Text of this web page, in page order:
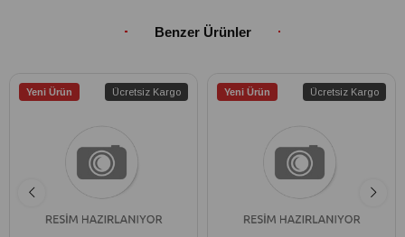
Benzer Ürünler
Yeni Ürün Ücretsiz Kargo Yeni Ürün Ücretsiz Kargo